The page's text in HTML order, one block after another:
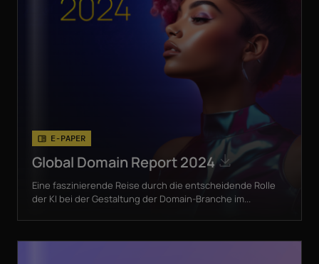
E-PAPER
Global Domain Report 2024
Eine faszinierende Reise durch die entscheidende Rolle
der KI bei der Gestaltung der Domain-Branche im...